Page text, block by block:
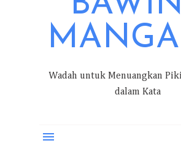
Wadah untuk Menuangkan
dalam Kata